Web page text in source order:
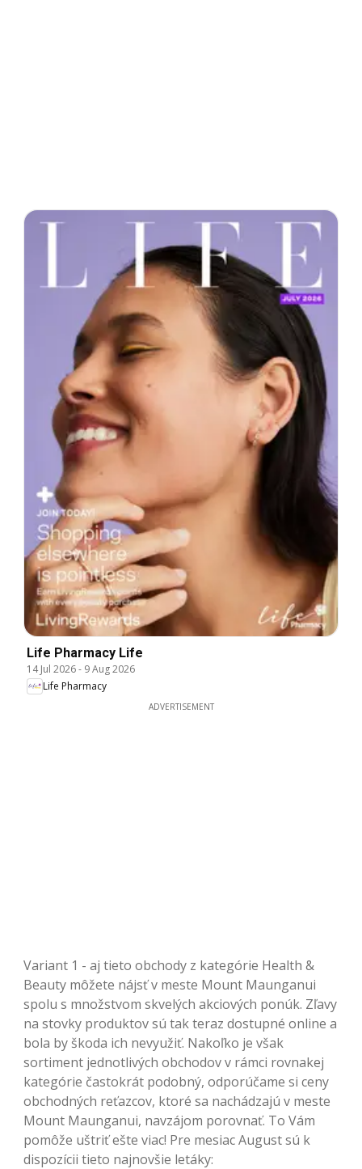
Life Pharmacy Life
14 Jul 2026- 9 Aug 2026
Life Pharmacy
ADVERTISEMENT
Variant 1 - aj tieto obchody z kategórie Health &
Beauty môžete nájsť v meste Mount Maunganui
spolu s množstvom skvelých akciových ponúk. Zľavy
na stovky produktov sú tak teraz dostupné online a
bola by škoda ich nevyužiť. Nakoľko je však
sortiment jednotlivých obchodov v rámci rovnakej
kategórie častokrát podobný, odporúčame si ceny
obchodných reťazcov, ktoré sa nachádzajú v meste
Mount Maunganui, navzájom porovnať. To Vám
pomôže uštriť ešte viac! Pre mesiac August sú k
dispozícii tieto najnovšie letáky: